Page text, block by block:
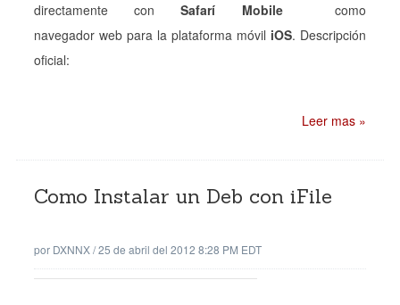
directamente conSafarí Mobilecomo
navegador web para la plataforma móvil iOS. Descripción
oficial:
Leer mas »
Como Instalar un Deb con iFile
por DXNNX/25 de abril del 2012 8:28 PM EDT